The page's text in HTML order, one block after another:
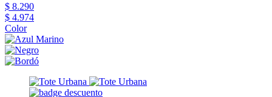
$ 8.290
$ 4.974
Color